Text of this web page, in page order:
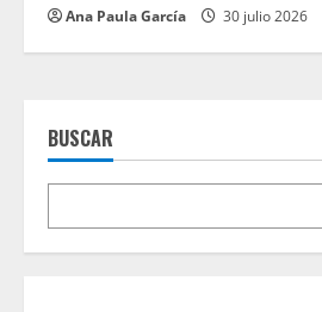
Ana Paula García 30 julio 2026
BUSCAR